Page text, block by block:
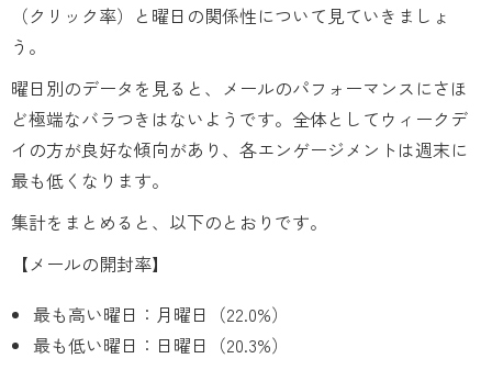
（クリック率）と曜日の関係性について見ていきましょ
う。
曜日別のデータを見ると、メールのパフォーマンスにさほ
ど極端なバラつきはないようです。全体としてウィークデ
イの方が良好な傾向があり、各エンゲージメントは週末に
最も低くなります。
集計をまとめると、以下のとおりです。
【メールの開封率】
最も高い曜日：月曜日（22.0%）
最も低い曜日：日曜日（20.3%）